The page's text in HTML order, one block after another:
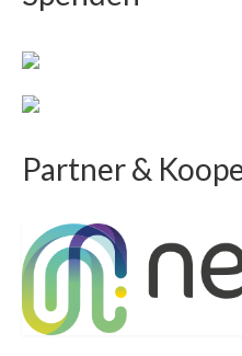
Partner &